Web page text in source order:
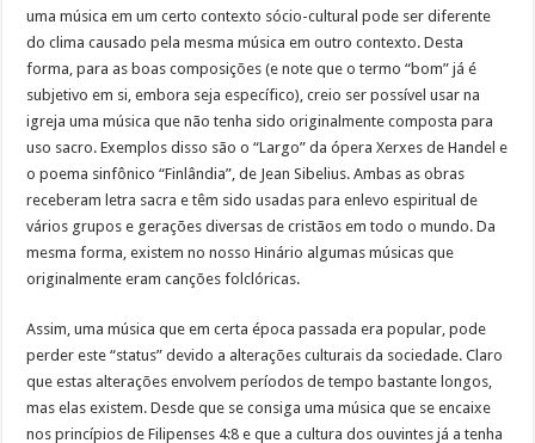
uma música em um certo contexto sócio-cultural pode ser diferente
do clima causado pela mesma música em outro contexto. Desta
forma, para as boas composições (e note que o termo “bom” já é
subjetivo em si, embora seja específico), creio ser possível usar na
igreja uma música que não tenha sido originalmente composta para
uso sacro. Exemplos disso são o “Largo” da ópera Xerxes de Handel e
o poema sinfônico “Finlândia”, de Jean Sibelius. Ambas as obras
receberam letra sacra e têm sido usadas para enlevo espiritual de
vários grupos e gerações diversas de cristãos em todo o mundo. Da
mesma forma, existem no nosso Hinário algumas músicas que
originalmente eram canções folclóricas.
Assim, uma música que em certa época passada era popular, pode
perder este “status” devido a alterações culturais da sociedade. Claro
que estas alterações envolvem períodos de tempo bastante longos,
mas elas existem. Desde que se consiga uma música que se encaixe
nos princípios de Filipenses 4:8 e que a cultura dos ouvintes já a tenha